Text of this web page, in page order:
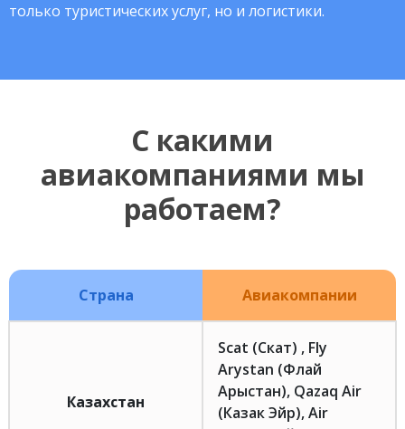
только туристических услуг, но и логистики.
С какими
авиакомпаниями мы
работаем?
Страна Авиакомпании
Казахстан
Scat (Скат) , Fly
Arystan (Флай
Арыстан), Qazaq Air
(Казак Эйр), Air